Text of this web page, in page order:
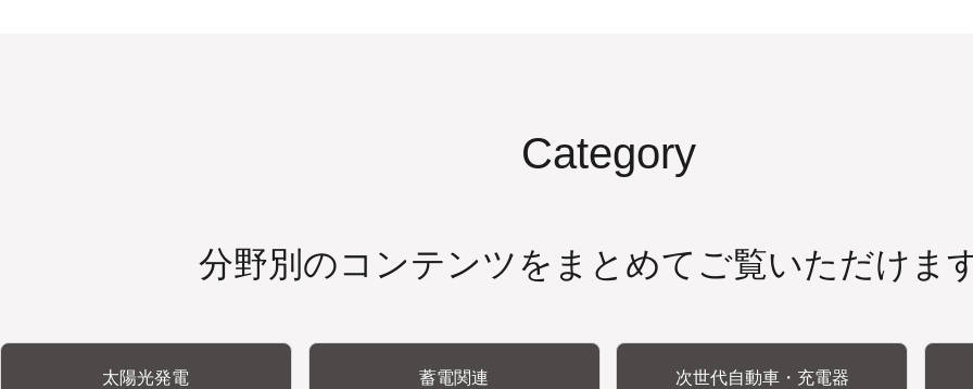
Category
分野別のコンテンツをまとめてご覧いただけます
太陽光発電 蓄電関連 次世代自動車・充電器